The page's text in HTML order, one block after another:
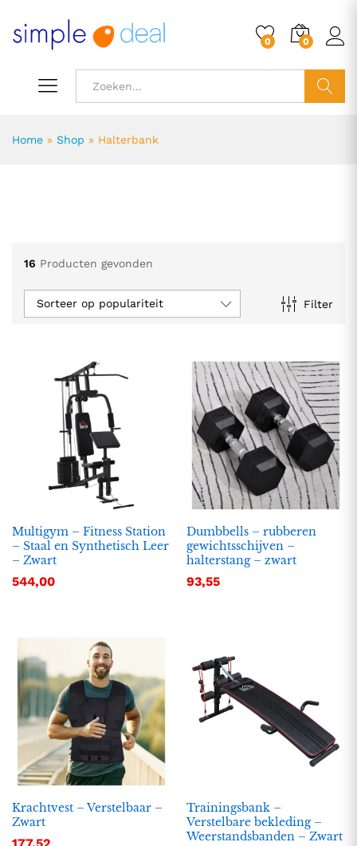
0 0
Home » Shop » Halterbank
16 Producten gevonden
Filter
Sorteer op populariteit
Multigym – Fitness Station
– Staal en Synthetisch Leer
– Zwart
544,00
Dumbbells – rubberen
gewichtsschijven –
halterstang – zwart
93,55
Krachtvest – Verstelbaar –
Zwart
Trainingsbank –
Verstelbare bekleding –
Weerstandsbanden – Zwart